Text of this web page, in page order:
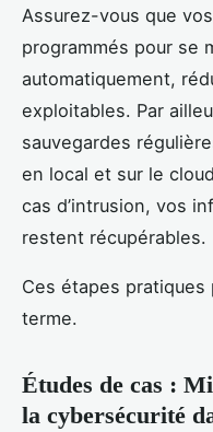
Assurez-vous que
programmés pour se
automatiquement,
exploitables. Par
sauvegardes
en local et sur le
cas d’intrusion, vos
restent récupérables.
Ces étapes
terme.
Études de cas :
la cybersécurité